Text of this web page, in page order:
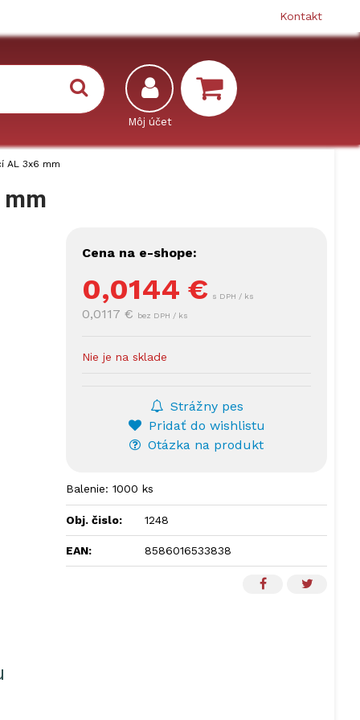
Kontakt
AL 3x6 mm
Cena na e-shope:
0,0144 € s DPH / ks
0,0117 € bez DPH / ks
Nie je na sklade
Strážny pes
Pridať do wishlistu
Otázka na produkt
Balenie: 1000 ks
Obj. čislo: 1248
EAN: 8586016533838